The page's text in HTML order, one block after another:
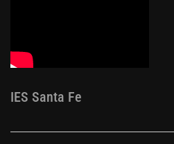
IES Santa Fe